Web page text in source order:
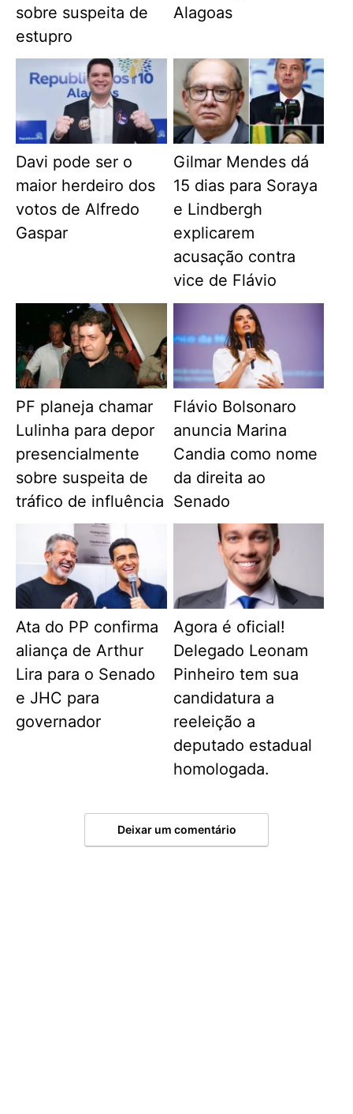
sobre suspeita de
estupro
Alagoas
Davi pode ser o
maior herdeiro dos
votos de Alfredo
Gaspar
Gilmar Mendes dá
15 dias para Soraya
e Lindbergh
explicarem
acusação contra
vice de Flávio
PF planeja chamar
Lulinha para depor
presencialmente
sobre suspeita de
tráfico de influência
Flávio Bolsonaro
anuncia Marina
Candia como nome
da direita ao
Senado
Ata do PP confirma
aliança de Arthur
Lira para o Senado
e JHC para
governador
Agora é oficial!
Delegado Leonam
Pinheiro tem sua
candidatura a
reeleição a
deputado estadual
homologada.
Deixar um comentário